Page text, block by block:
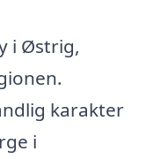
i Østrig,
karakter
i